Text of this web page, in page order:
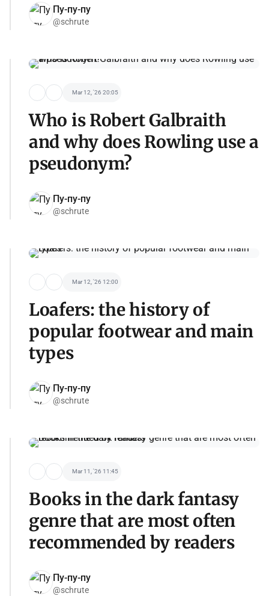
Пу-пу-пу
@schrute
Mar 12, '26 20:05
Who is Robert Galbraith
and why does Rowling use a
pseudonym?
Пу-пу-пу
@schrute
Mar 12, '26 12:00
Loafers: the history of
popular footwear and main
types
Пу-пу-пу
@schrute
Mar 11, '26 11:45
Books in the dark fantasy
genre that are most often
recommended by readers
Пу-пу-пу
@schrute